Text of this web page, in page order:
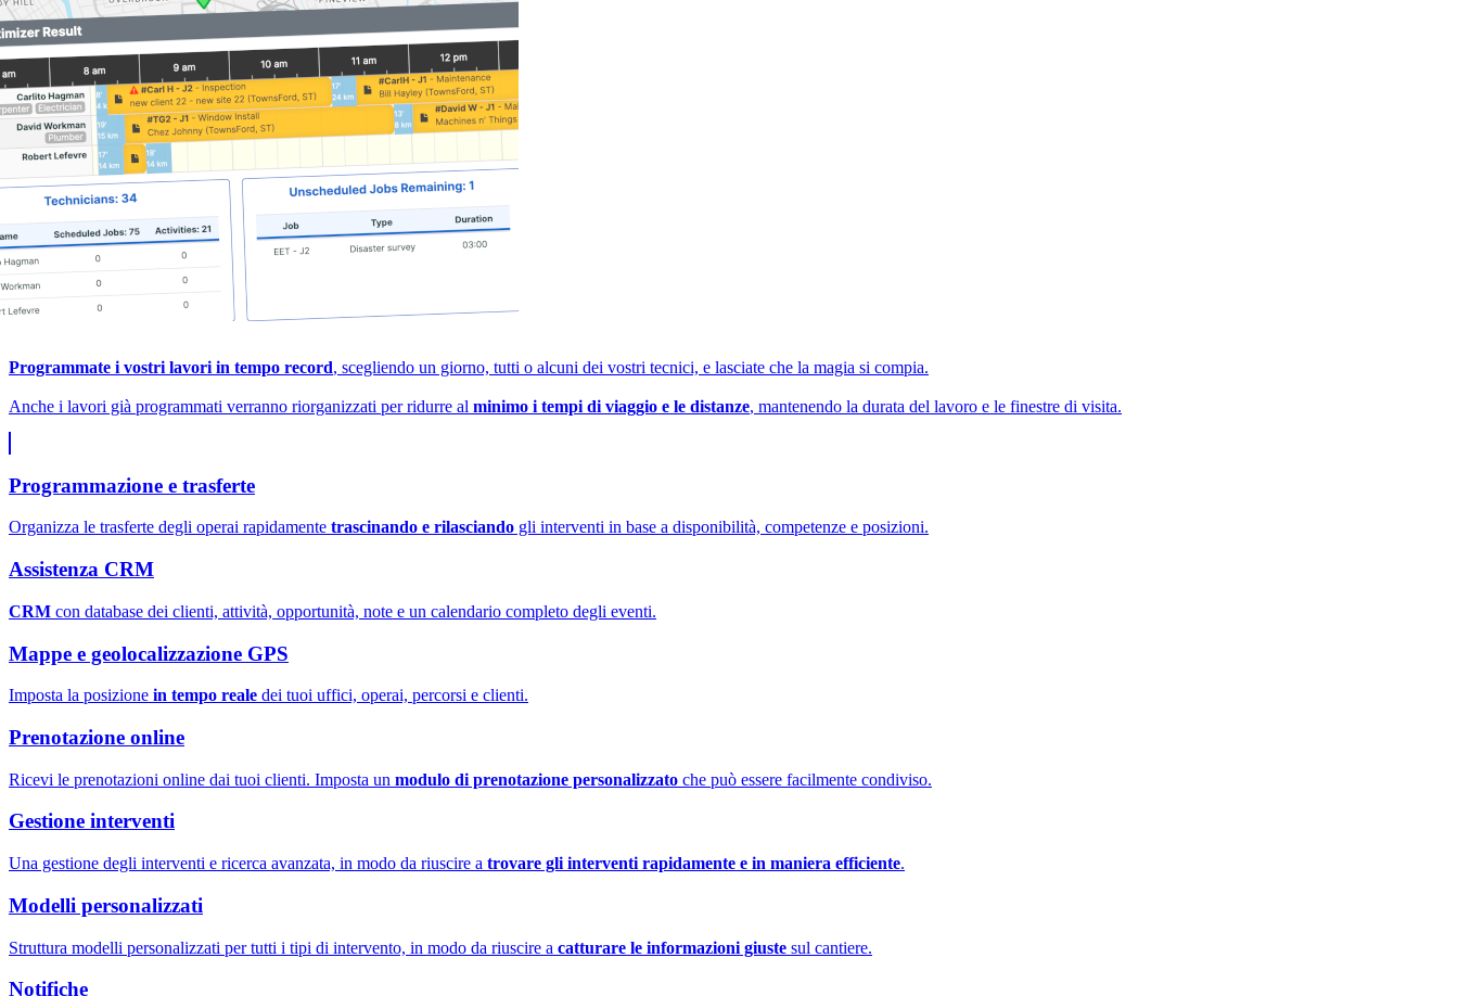
Programmate i vostri lavori in tempo record, scegliendo un giorno, tutti o alcuni dei vostri tecnici, e lasciate che la magia si compia.
Anche i lavori già programmati verranno riorganizzati per ridurre al minimo i tempi di viaggio e le distanze, mantenendo la durata del lavoro e le finestre di visita.
Programmazione e trasferte
Organizza le trasferte degli operai rapidamente trascinando e rilasciando gli interventi in base a disponibilità, competenze e posizioni.
Assistenza CRM
CRM con database dei clienti, attività, opportunità, note e un calendario completo degli eventi.
Mappe e geolocalizzazione GPS
Imposta la posizione in tempo reale dei tuoi uffici, operai, percorsi e clienti.
Prenotazione online
Ricevi le prenotazioni online dai tuoi clienti. Imposta un modulo di prenotazione personalizzato che può essere facilmente condiviso.
Gestione interventi
Una gestione degli interventi e ricerca avanzata, in modo da riuscire a trovare gli interventi rapidamente e in maniera efficiente.
Modelli personalizzati
Struttura modelli personalizzati per tutti i tipi di intervento, in modo da riuscire a catturare le informazioni giuste sul cantiere.
Notifiche